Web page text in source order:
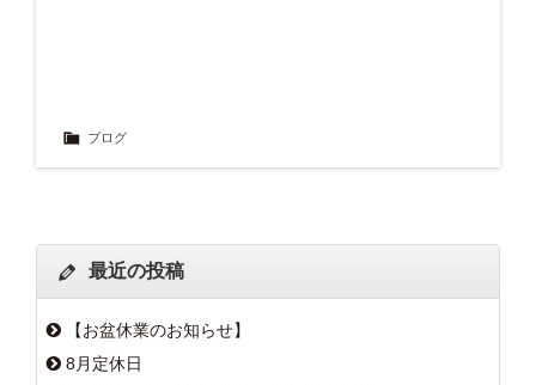
ブログ
最近の投稿
【お盆休業のお知らせ】
8月定休日